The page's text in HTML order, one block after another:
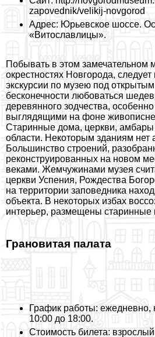
zapovednik/velikij-novgorod
Адрес: Юрьевское шоссе.
«Витославлицы».
Побывать в этом замечательном
окрестностях Новгорода,
экскурсии по музею под
бесконечности любоваться
деревянного зодчества,
выглядящими на фоне
Старинные дома, церкви, амбары
области. Некоторым зданиям нет
Большинство строений,
реконструированных на новом
веками. Жемчужинами музея
церкви Успения, Рождества
на территории заповедника
объекта. В некоторых избах
интерьер, размещены старинные
Грановитая палата
График работы: ежедневно,
10:00 до 18:00.
Стоимость билета: